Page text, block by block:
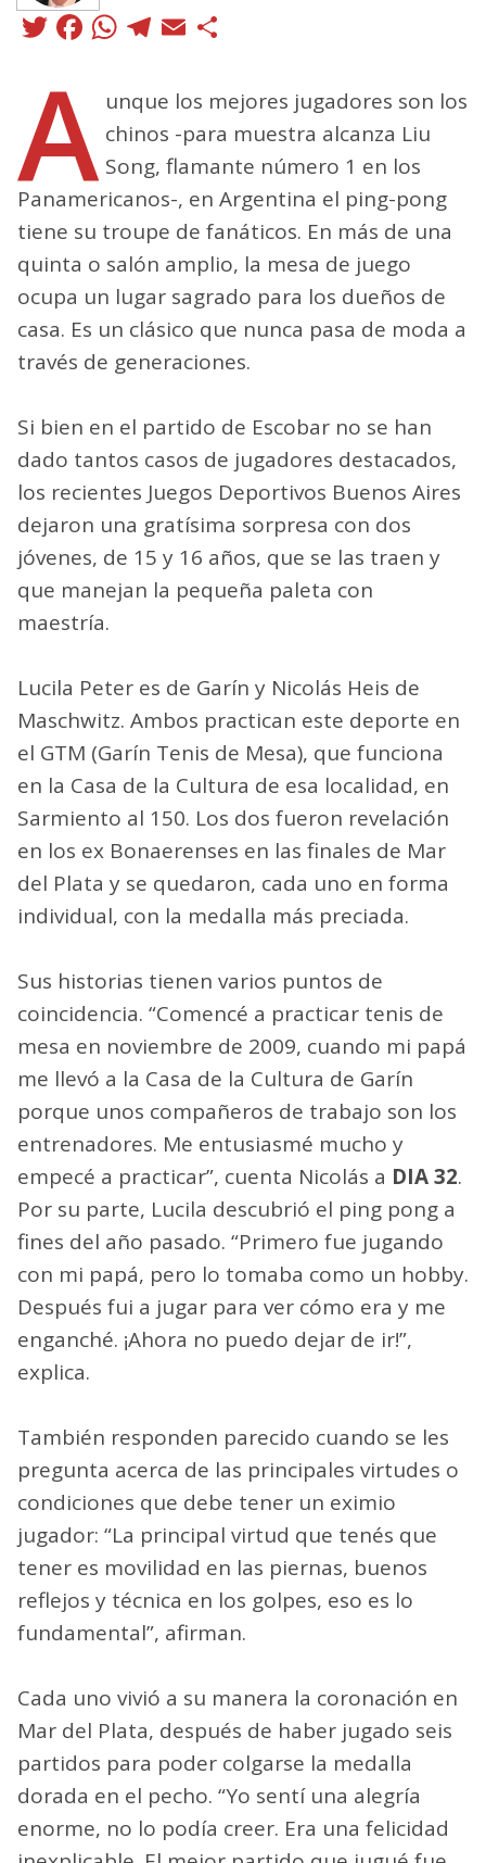
Twitter
Facebook
WhatsApp
Telegram
Email
A unque los mejores jugadores son los
chinos -para muestra alcanza Liu
Song, flamante número 1 en los
Panamericanos-, en Argentina el ping-pong
tiene su troupe de fanáticos. En más de una
quinta o salón amplio, la mesa de juego
ocupa un lugar sagrado para los dueños de
casa. Es un clásico que nunca pasa de moda a
través de generaciones.
Si bien en el partido de Escobar no se han
dado tantos casos de jugadores destacados,
los recientes Juegos Deportivos Buenos Aires
dejaron una gratísima sorpresa con dos
jóvenes, de 15 y 16 años, que se las traen y
que manejan la pequeña paleta con
maestría.
Lucila Peter es de Garín y Nicolás Heis de
Maschwitz. Ambos practican este deporte en
el GTM (Garín Tenis de Mesa), que funciona
en la Casa de la Cultura de esa localidad, en
Sarmiento al 150. Los dos fueron revelación
en los ex Bonaerenses en las finales de Mar
del Plata y se quedaron, cada uno en forma
individual, con la medalla más preciada.
Sus historias tienen varios puntos de
coincidencia. “Comencé a practicar tenis de
mesa en noviembre de 2009, cuando mi papá
me llevó a la Casa de la Cultura de Garín
porque unos compañeros de trabajo son los
entrenadores. Me entusiasmé mucho y
empecé a practicar”, cuenta Nicolás a DIA 32.
Por su parte, Lucila descubrió el ping pong a
fines del año pasado. “Primero fue jugando
con mi papá, pero lo tomaba como un hobby.
Después fui a jugar para ver cómo era y me
enganché. ¡Ahora no puedo dejar de ir!”,
explica.
También responden parecido cuando se les
pregunta acerca de las principales virtudes o
condiciones que debe tener un eximio
jugador: “La principal virtud que tenés que
tener es movilidad en las piernas, buenos
reflejos y técnica en los golpes, eso es lo
fundamental”, afirman.
Cada uno vivió a su manera la coronación en
Mar del Plata, después de haber jugado seis
partidos para poder colgarse la medalla
dorada en el pecho. “Yo sentí una alegría
enorme, no lo podía creer. Era una felicidad